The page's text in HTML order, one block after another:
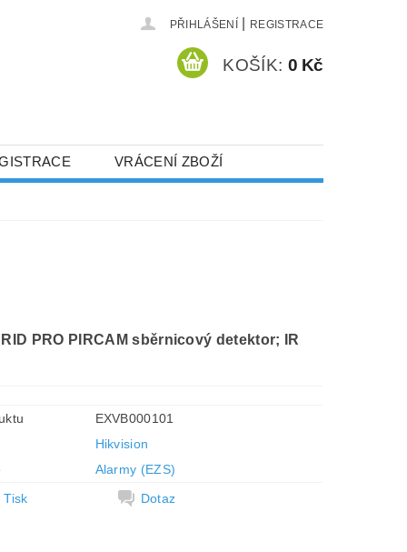
PŘIHLÁŠENÍ REGISTRACE
KOŠÍK: 0 Kč
VRÁCENÍ ZBOŽÍ
PRO PIRCAM sběrnicový detektor; IR
EXVB000101
Hikvision
Alarmy (EZS)
Tisk
Dotaz